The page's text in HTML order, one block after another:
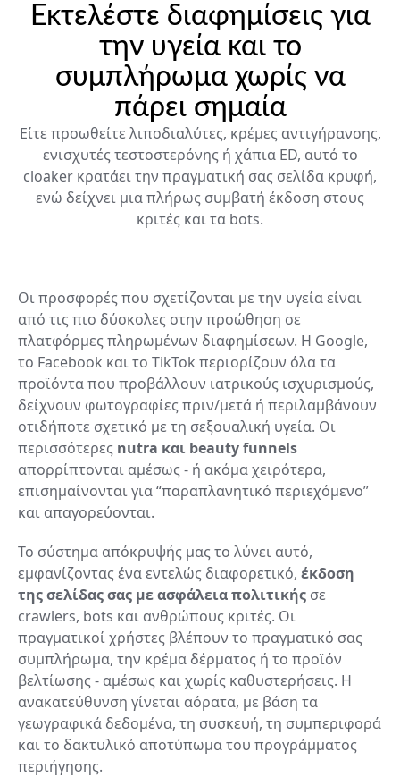
Εκτελέστε διαφημίσεις για
την υγεία και το
συμπλήρωμα χωρίς να
πάρει σημαία
Είτε προωθείτε λιποδιαλύτες, κρέμες αντιγήρανσης,
ενισχυτές τεστοστερόνης ή χάπια ED, αυτό το
cloaker κρατάει την πραγματική σας σελίδα κρυφή,
ενώ δείχνει μια πλήρως συμβατή έκδοση στους
κριτές και τα bots.
Οι προσφορές που σχετίζονται με την υγεία είναι
από τις πιο δύσκολες στην προώθηση σε
πλατφόρμες πληρωμένων διαφημίσεων. Η Google,
το Facebook και το TikTok περιορίζουν όλα τα
προϊόντα που προβάλλουν ιατρικούς ισχυρισμούς,
δείχνουν φωτογραφίες πριν/μετά ή περιλαμβάνουν
οτιδήποτε σχετικό με τη σεξουαλική υγεία. Οι
περισσότερες nutra και beauty funnels
απορρίπτονται αμέσως - ή ακόμα χειρότερα,
επισημαίνονται για “παραπλανητικό περιεχόμενο”
και απαγορεύονται.
Το σύστημα απόκρυψής μας το λύνει αυτό,
εμφανίζοντας ένα εντελώς διαφορετικό, έκδοση
της σελίδας σας με ασφάλεια πολιτικής σε
crawlers, bots και ανθρώπους κριτές. Οι
πραγματικοί χρήστες βλέπουν το πραγματικό σας
συμπλήρωμα, την κρέμα δέρματος ή το προϊόν
βελτίωσης - αμέσως και χωρίς καθυστερήσεις. Η
ανακατεύθυνση γίνεται αόρατα, με βάση τα
γεωγραφικά δεδομένα, τη συσκευή, τη συμπεριφορά
και το δακτυλικό αποτύπωμα του προγράμματος
περιήγησης.